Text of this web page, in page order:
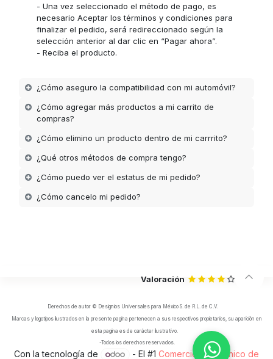
- Una vez seleccionado el método de pago, es
necesario Aceptar los términos y condiciones para
finalizar el pedido, será redireccionado según la
selección anterior al dar clic en “Pagar ahora”.
- Reciba el producto.
¿Cómo aseguro la compatibilidad con mi automóvil?
¿Cómo agregar más productos a mi carrito de
compras?
¿Cómo elimino un producto dentro de mi carrrito?
¿Qué otros métodos de compra tengo?
¿Cómo puedo ver el estatus de mi pedido?
¿Cómo cancelo mi pedido?
Valoración
Derechos de autor © Designios Universales para México S. de R.L. de C.V.
Marcas y logotipos ilustrados en la presente pagina pertenecen a sus respectivos propietarios, su aparición en
esta pagina es de carácter ilustrativo.
-Todos los derechos reservados.
Con la tecnología de - El #1Comercio electrónico de